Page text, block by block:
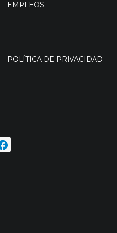
EMPLEOS
POLÍTICA DE PRIVACIDAD